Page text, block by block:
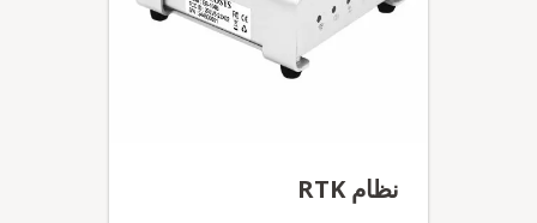
نظام RTK